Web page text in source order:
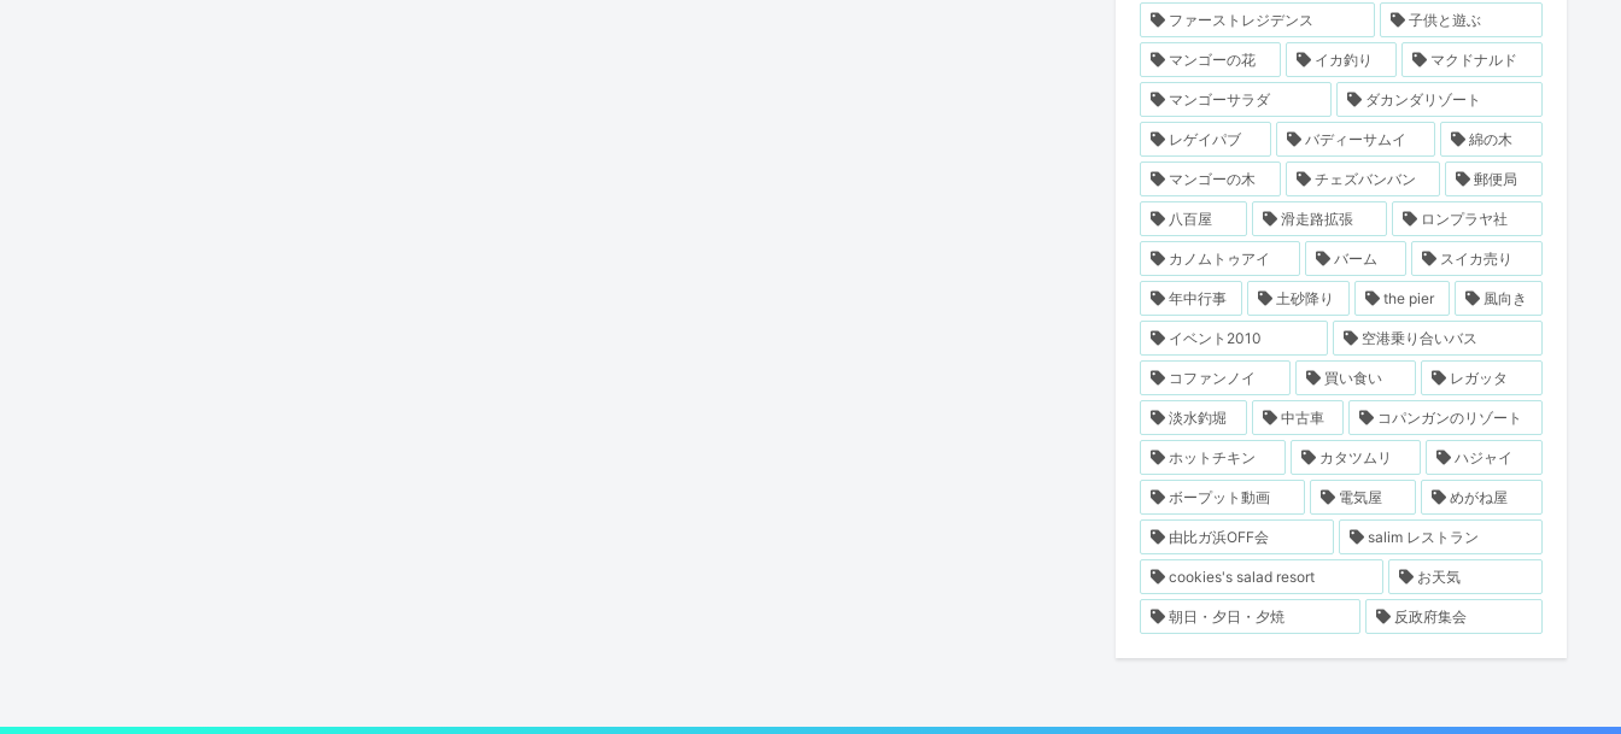
ファーストレジデンス 子供と遊ぶ
マンゴーの花 イカ釣り マクドナルド
マンゴーサラダ ダカンダリゾート
レゲイパブ バディーサムイ 綿の木
マンゴーの木 チェズバンバン 郵便局
八百屋 滑走路拡張 ロンプラヤ社
カノムトゥアイ バーム スイカ売り
年中行事 土砂降り the pier 風向き
イベント2010 空港乗り合いバス
コファンノイ 買い食い レガッタ
淡水釣堀 中古車 コパンガンのリゾート
ホットチキン カタツムリ ハジャイ
ボープット動画 電気屋 めがね屋
由比ガ浜OFF会 salim レストラン
cookies's salad resort お天気
朝日・夕日・夕焼 反政府集会